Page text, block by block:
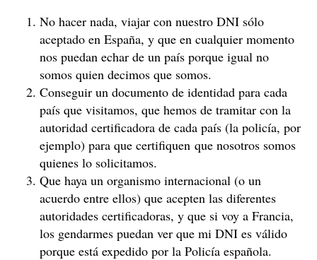
No hacer nada, viajar con nuestro DNI sólo
aceptado en España, y que en cualquier momento
nos puedan echar de un país porque igual no
somos quien decimos que somos.
Conseguir un documento de identidad para cada
país que visitamos, que hemos de tramitar con la
autoridad certificadora de cada país (la policía, por
ejemplo) para que certifiquen que nosotros somos
quienes lo solicitamos.
Que haya un organismo internacional (o un
acuerdo entre ellos) que acepten las diferentes
autoridades certificadoras, y que si voy a Francia,
los gendarmes puedan ver que mi DNI es válido
porque está expedido por la Policía española.